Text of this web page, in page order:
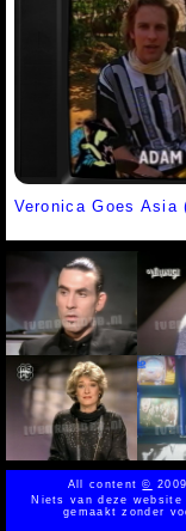
Veronica Goes Asia
All content©
Niets van deze website
gemaakt zonder